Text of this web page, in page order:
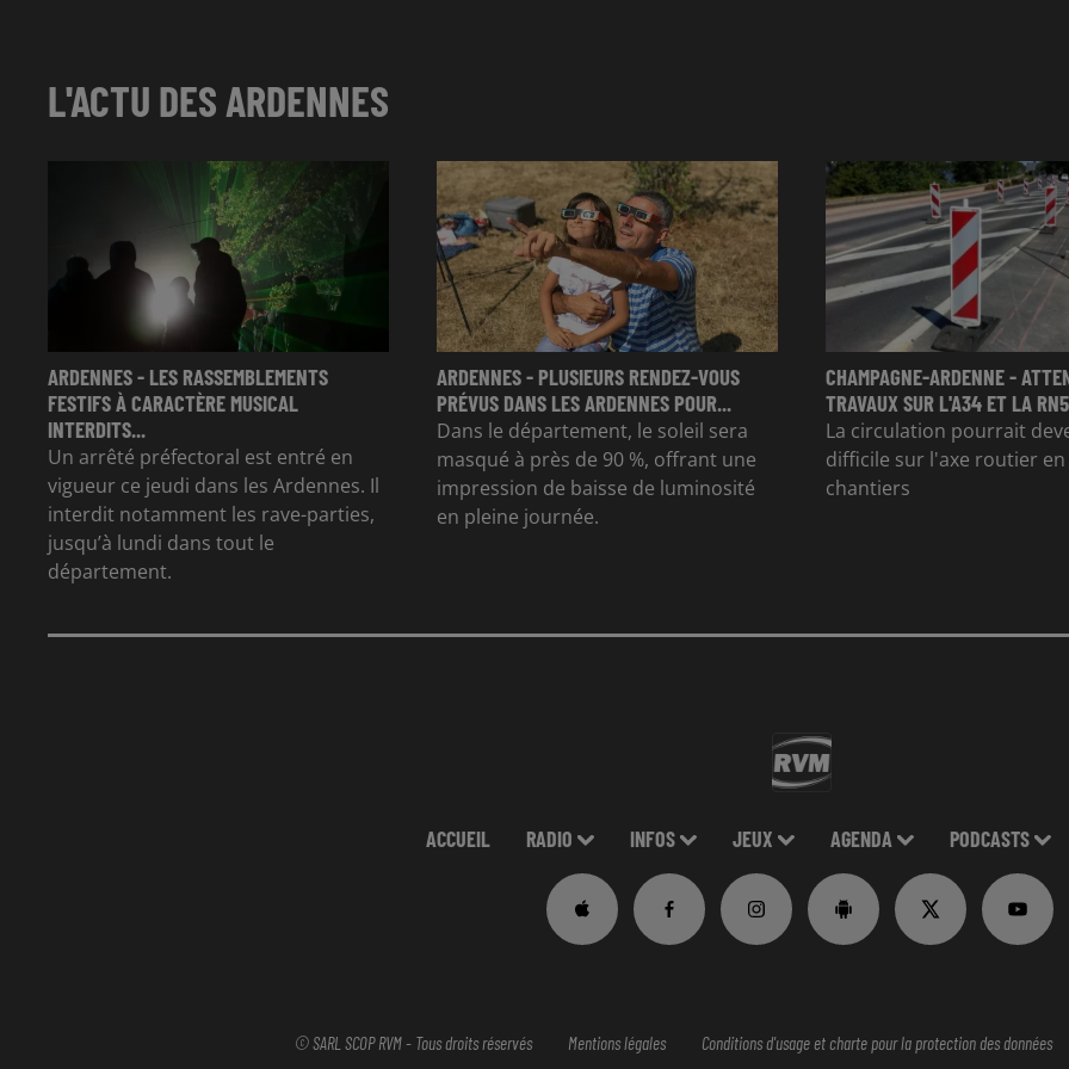
L'ACTU DES ARDENNES
ARDENNES - LES RASSEMBLEMENTS
FESTIFS À CARACTÈRE MUSICAL
INTERDITS...
Un arrêté préfectoral est entré en
vigueur ce jeudi dans les Ardennes. Il
interdit notamment les rave-parties,
jusqu’à lundi dans tout le
département.
ARDENNES - PLUSIEURS RENDEZ-VOUS
PRÉVUS DANS LES ARDENNES POUR...
Dans le département, le soleil sera
masqué à près de 90 %, offrant une
impression de baisse de luminosité
en pleine journée.
CHAMPAGNE-ARDENNE -
TRAVAUX SUR L'A34 ET LA
La circulation pourrait
difficile sur l'axe routier
chantiers
ACCUEIL RADIO INFOS JEUX AGENDA PODCASTS
© SARL SCOP RVM - Tous droits réservés Mentions légales Conditions d'usage et charte pour la protection des données